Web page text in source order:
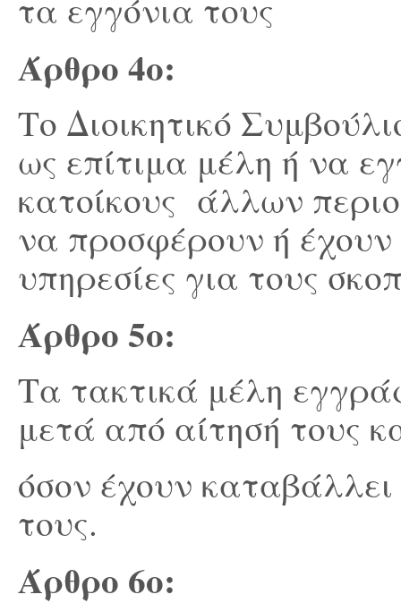
τα εγγόνια τους
Άρθρο 4ο:
Το Διοικητικό
ως επίτιμα μέλη ή να
κατοίκους άλλων
να προσφέρουν ή
υπηρεσίες για τους
Άρθρο 5ο:
Τα τακτικά μέλη
μετά από αίτησή τους
όσον έχουν
τους.
Άρθρο 6ο: